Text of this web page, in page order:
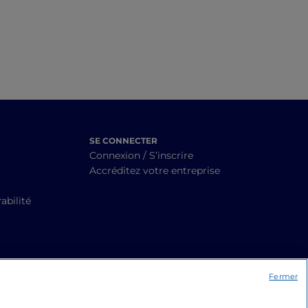
SE CONNECTER
Connexion / S’inscrire
Accréditez votre entreprise
Fermer